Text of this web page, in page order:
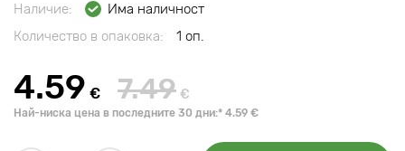
Наличие:
Има наличност
Количество в опаковка:
1 оп.
4.59 € 7.49 €
Най-ниска цена в последните 30 дни:* 4.59 €